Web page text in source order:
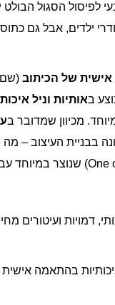
לפיסול הסגול הבולט
ילדים, אבל גם
של הכיתוב
באותיות וניל
מכיוון שמדובר ב
בבניית העיצוב –
דמויות ועיטורים
בהתאמה